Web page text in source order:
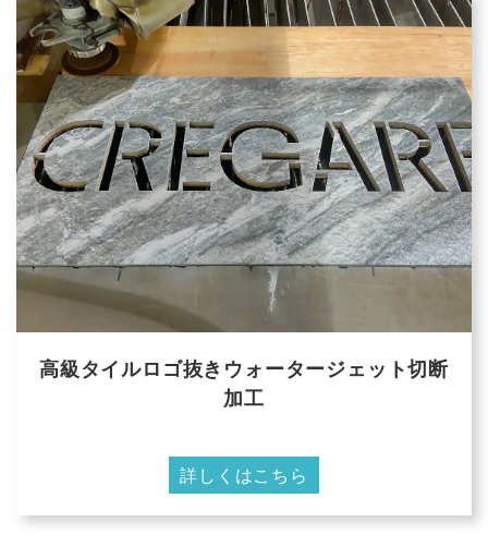
高級タイルロゴ抜きウォータージェット切断
加工
詳しくはこちら